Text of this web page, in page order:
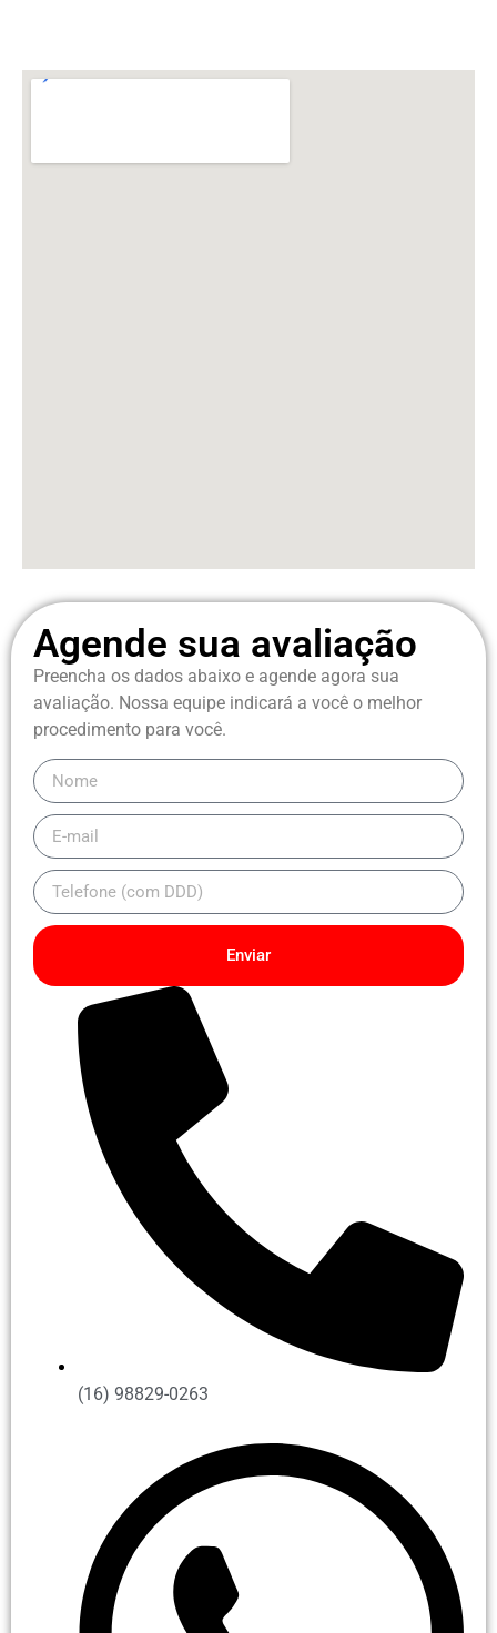
Agende sua avaliação
Preencha os dados abaixo e agende agora sua
avaliação. Nossa equipe indicará a você o melhor
procedimento para você.
Enviar
(16) 98829-0263